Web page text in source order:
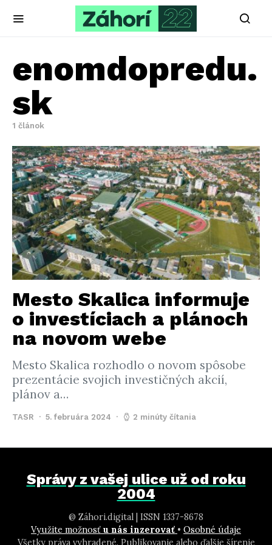
enomdopredu.
sk
1 článok
Mesto Skalica informuje
o investíciach a plánoch
na novom webe
Mesto Skalica rozhodlo o novom spôsobe
prezentácie svojich investičných akcií,
plánov a…
TASR 5. februára 2024 2 minúty čítania
Správy z vašej ulice už od roku
2004
@ Záhori.digital | ISSN 1337-8678
Využite možnosť u nás inzerovať • Osobné údaje
Všetky práva vyhradené. Publikovanie alebo ďalšie šírenie